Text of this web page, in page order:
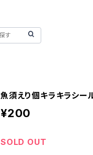
魚須えり個キラキラシー
¥200
SOLD OUT